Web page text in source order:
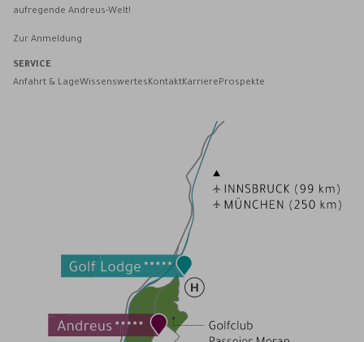
aufregende Andreus-Welt!
Zur Anmeldung
SERVICE
Anfahrt & LageWissenswertesKontaktKarriereProspekte